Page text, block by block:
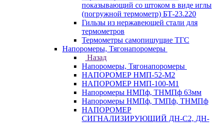
показывающий со штоком в виде иглы
(погружной термометр) БТ-23.220
Гильзы из нержавеющей стали для
термометров
Термометры самопишущие ТГС
Напоромеры, Тягонапоромеры
Назад
Напоромеры, Тягонапоромеры
НАПОРОМЕР НМП-52-М2
НАПОРОМЕР НМП-100-М1
Напоромеры НМПф, ТНМПф 63мм
Напоромеры НМПф, ТМПф, ТНМПф
НАПОРОМЕР
СИГНАЛИЗИРУЮЩИЙ ДН-С2, ДН-